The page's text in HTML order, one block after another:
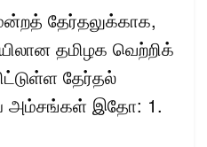
தேர்தலுக்காக,
தமிழக வெற்றிக்
தேர்தல்
அம்சங்கள் இதோ: 1.